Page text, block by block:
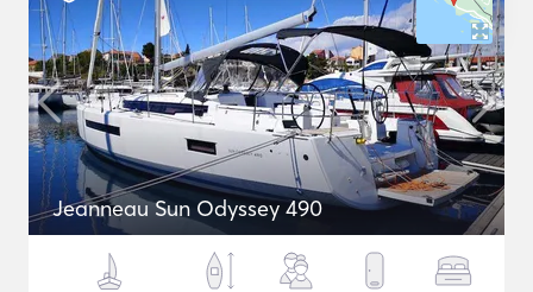
Jeanneau Sun Odyssey 490